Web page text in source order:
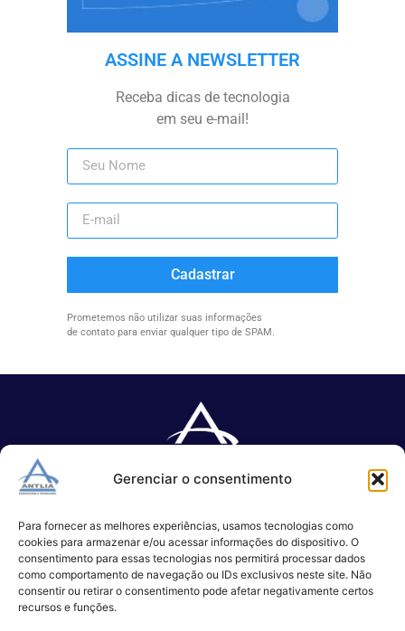
Gerenciar o consentimento
Para fornecer as melhores experiências, usamos tecnologias como
cookies para armazenar e/ou acessar informações do dispositivo. O
consentimento para essas tecnologias nos permitirá processar dados
como comportamento de navegação ou IDs exclusivos neste site. Não
consentir ou retirar o consentimento pode afetar negativamente certos
recursos e funções.
ASSINE A NEWSLETTER
Receba dicas de tecnologia
em seu e-mail!
Cadastrar
Prometemos não utilizar suas informações
de contato para enviar qualquer tipo de SPAM.
TI.
(11) 3017-0999